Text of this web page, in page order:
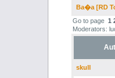
Ba�a [RD
Go to page 1
Moderators:
skull